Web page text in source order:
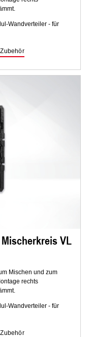
Wandverteiler - für
Zubehör
VL
Mischen und zum
rechts
Wandverteiler - für
Zubehör